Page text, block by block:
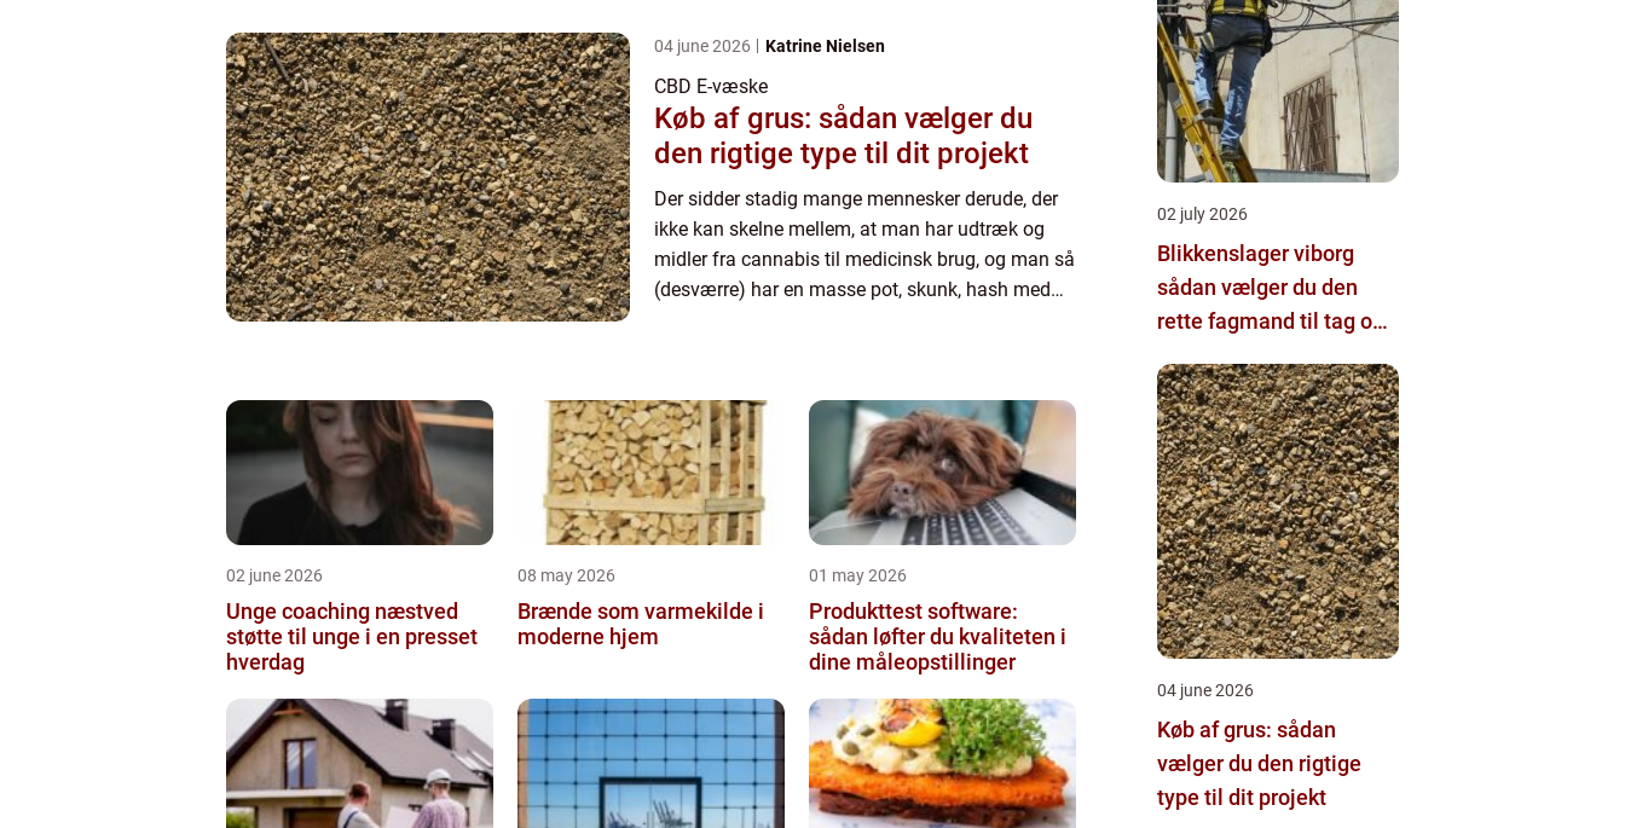
man har nog...
04 june 2026 Katrine Nielsen
CBD E-væske
Køb af grus: sådan vælger du
den rigtige type til dit projekt
Der sidder stadig mange mennesker derude, der
ikke kan skelne mellem, at man har udtræk og
midler fra cannabis til medicinsk brug, og man så
(desværre) har en masse pot, skunk, hash med
02 june 2026
Unge coaching næstved
støtte til unge i en presset
hverdag
08 may 2026
Brænde som varmekilde i
moderne hjem
01 may 2026
Produkttest software:
sådan løfter du kvaliteten i
dine måleopstillinger
02 july 2026
Blikkenslager viborg
sådan vælger du den
rette fagmand til tag og
04 june 2026
Køb af grus: sådan
vælger du den rigtige
type til dit projekt